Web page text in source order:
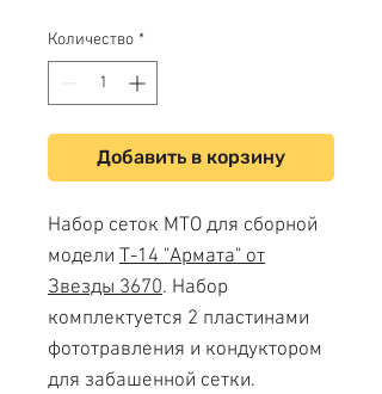
Количество *
Добавить в корзину
Набор сеток МТО для сборной
модели Т-14 "Армата" от
Звезды 3670. Набор
комплектуется 2 пластинами
фототравления и кондуктором
для забашенной сетки.